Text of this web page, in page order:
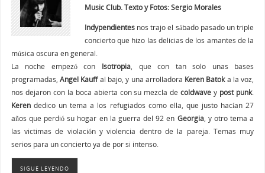
Music Club. Texto y Fotos: Sergio Morales
Indypendientesnos trajo el sábado pasado un triple
concierto que hizo las delicias de los amantes de la
música oscura en general.
La noche empezó con Isotropia, que con tan solo unas bases
programadas, Angel Kauffal bajo, y una arrolladora Keren Batoka la voz,
nos dejaron con la boca abierta con su mezcla decoldwave y post punk.
Kerendedico un tema a los refugiados como ella, que justo hacían 27
años que perdió su hogar en la guerra del 92 en Georgia, y otro tema a
las victimas de violación y violencia dentro de la pareja. Temas muy
serios para un concierto ya de por si intenso.
SIGUE LEYENDO